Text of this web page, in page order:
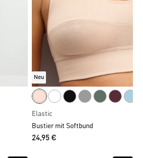
Neu
Elastic
Bustier mit Softbund
24,95 €